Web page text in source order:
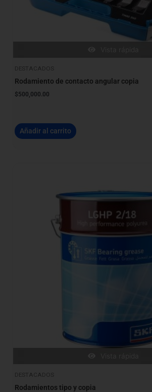
DESTACADOS
Rodamiento de contacto angular copia
$500,000.00
Añadir al carrito
DESTACADOS
Rodamientos tipo y copia